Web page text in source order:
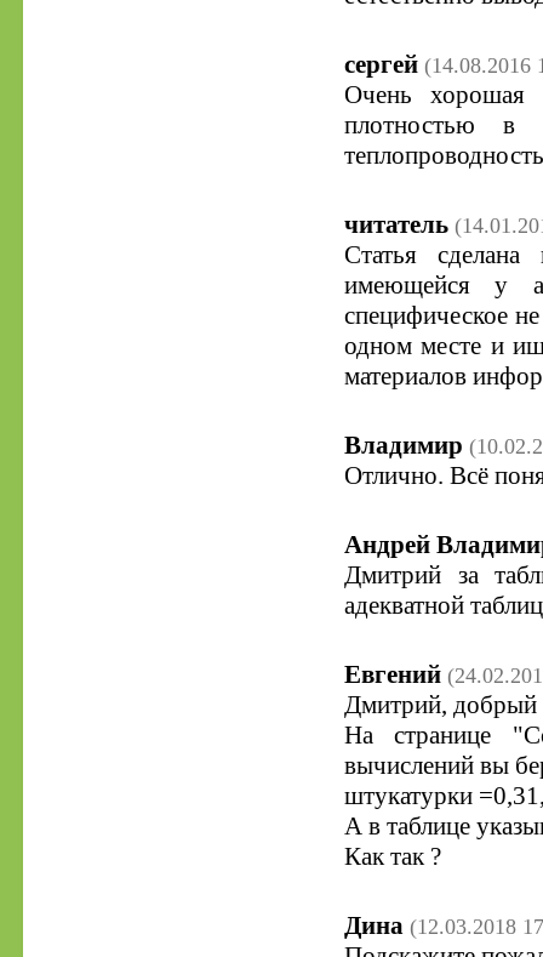
сергей (14.08.2016
Очень хорошая
плотностью в
читатель
Статья
имеющейся у
специфическое
одном месте и
материалов
Владимир
Отлично. Всё
Андрей
Дмитрий за
адекватной
Евгений
Дмитрий, добрый
На странице
вычислений вы
штукатурки
А в таблице
Как так ?
Дина (12.03.2018